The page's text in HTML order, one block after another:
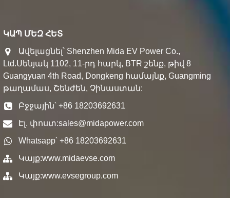
ԿԱՊ ՄԵԶ ՀԵՏ
Ավելացնել՝ Shenzhen Mida EV Power Co.,
Ltd.Սենյակ 1102, 11-րդ հարկ, BTR շենք, թիվ 8
Guangyuan 4th Road, Dongkeng համայնք, Guangming
թաղամաս, Շենժեն, Չինաստան:
Բջջային՝ +86 18203692631
Էլ. փոստ:sales@midapower.com
Whatsapp՝ +86 18203692631
Կայք:www.midaevse.com
Կայք:www.evsegroup.com